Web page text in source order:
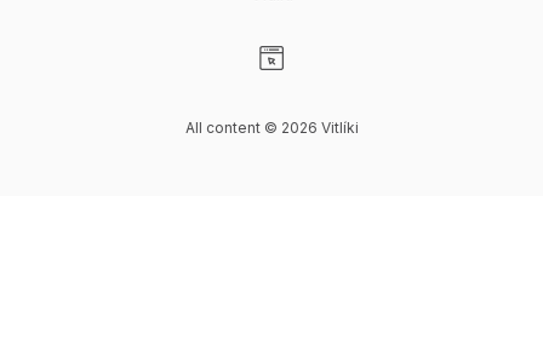
All content © 2026 Vitlíki